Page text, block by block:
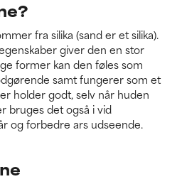
fra silika (sand er et silika).
giver den en stor
former kan den føles som
samt fungerer som et
holder godt, selv når huden
bruges det også i vid
og forbedre ars udseende.